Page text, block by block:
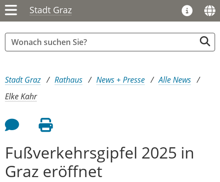
Stadt Graz
Sie sind hier:
Stadt Graz Rathaus News + Presse
Alle News
Elke Kahr
Feedback an Autor
Seite drucken
Fußverkehrsgipfel 2025 in
Graz eröffnet